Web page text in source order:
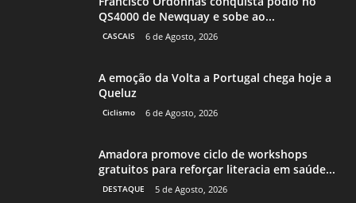
QS4000 de Newquay e sobe ao...
CASCAIS 6 de Agosto, 2026
A emoção da Volta a Portugal chega hoje a
Queluz
Ciclismo 6 de Agosto, 2026
Amadora promove ciclo de workshops
gratuitos para reforçar literacia em saúde...
DESTAQUE 5 de Agosto, 2026